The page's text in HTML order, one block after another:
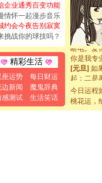
企业通秀百变功能
情怀一起漫步音乐
约会今夜告别寂寞
挑战你的球技吗？
精彩生活
座运势
每日财运
边新闻
魔鬼辞典
感测试
生活笑话
天都要快
[圣诞节]
如意,快
[元旦]看
断电。爱
你是我专
[元旦] 如
起；二是
[元旦]当
泣，这痛
今日运程
桃花运，